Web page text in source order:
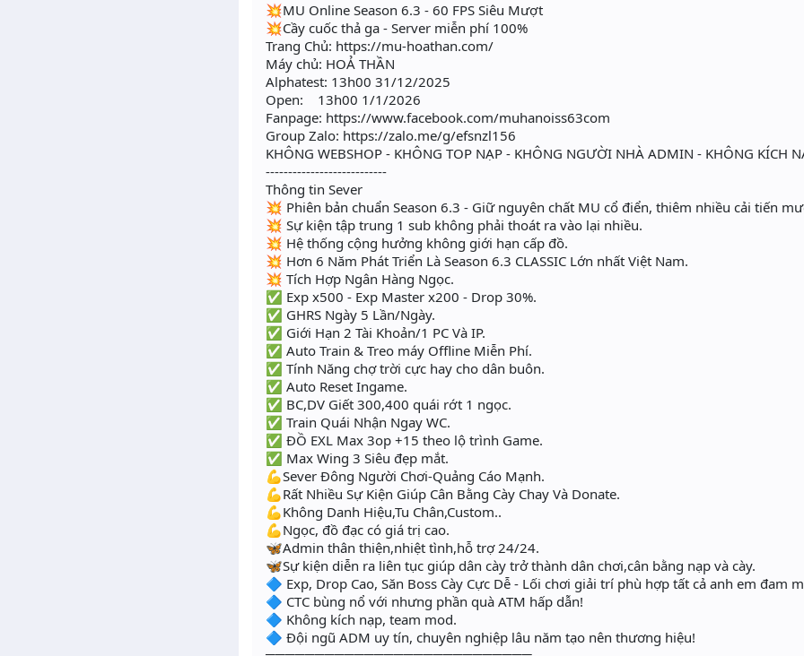
💥MU Online Season 6.3 - 60 FPS Siêu Mượt
💥Cầy cuốc thả ga - Server miễn phí 100%
Trang Chủ: https://mu-hoathan.com/
Máy chủ: HOẢ THẦN
Alphatest: 13h00 31/12/2025
Open: 13h00 1/1/2026
Fanpage: https://www.facebook.com/muhanoiss63com
Group Zalo: https://zalo.me/g/efsnzl156
KHÔNG WEBSHOP - KHÔNG TOP NẠP - KHÔNG NGƯỜI NHÀ ADMIN - KHÔNG KÍCH
---------------------------
Thông tin Sever
💥 Phiên bản chuẩn Season 6.3 - Giữ nguyên chất MU cổ điển, thiêm nhiều cải tiến
💥 Sự kiện tập trung 1 sub không phải thoát ra vào lại nhiều.
💥 Hệ thống cộng hưởng không giới hạn cấp đồ.
💥 Hơn 6 Năm Phát Triển Là Season 6.3 CLASSIC Lớn nhất Việt Nam.
💥 Tích Hợp Ngân Hàng Ngọc.
✅ Exp x500 - Exp Master x200 - Drop 30%.
✅ GHRS Ngày 5 Lần/Ngày.
✅ Giới Hạn 2 Tài Khoản/1 PC Và IP.
✅ Auto Train & Treo máy Offline Miễn Phí.
✅ Tính Năng chợ trời cực hay cho dân buôn.
✅ Auto Reset Ingame.
✅ BC,DV Giết 300,400 quái rớt 1 ngọc.
✅ Train Quái Nhận Ngay WC.
✅ ĐỒ EXL Max 3op +15 theo lộ trình Game.
✅ Max Wing 3 Siêu đẹp mắt.
💪Sever Đông Người Chơi-Quảng Cáo Mạnh.
💪Rất Nhiều Sự Kiện Giúp Cân Bằng Cày Chay Và Donate.
💪Không Danh Hiệu,Tu Chân,Custom..
💪Ngọc, đồ đạc có giá trị cao.
🦋Admin thân thiện,nhiệt tình,hỗ trợ 24/24.
🦋Sự kiện diễn ra liên tục giúp dân cày trở thành dân chơi,cân bằng nạp và cày.
🔷 Exp, Drop Cao, Săn Boss Cày Cực Dễ - Lối chơi giải trí phù hợp tất cả anh em đam
🔷 CTC bùng nổ với nhưng phần quà ATM hấp dẫn!
🔷 Không kích nạp, team mod.
🔷 Đội ngũ ADM uy tín, chuyên nghiệp lâu năm tạo nên thương hiệu!